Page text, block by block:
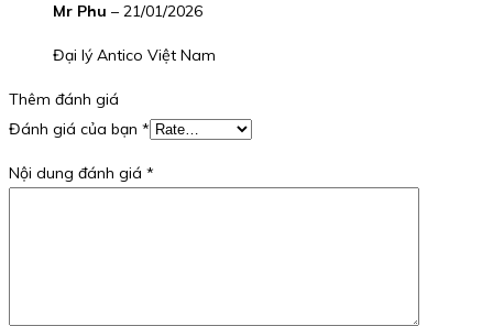
Mr Phu – 21/01/2026
Đại lý Antico Việt Nam
Thêm đánh giá
Đánh giá của bạn *
Nội dung đánh giá *